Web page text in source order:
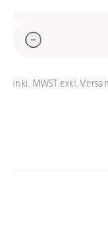
Volumen:
inkl. MWST exkl.